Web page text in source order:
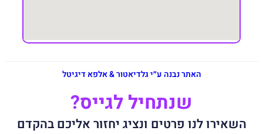
האתר נבנה ע״י גלדיאטור & אלפא דיגיטל
שנתחיל לגייס?
השאירו לנו פרטים ונציג יחזור אליכם בהקדם